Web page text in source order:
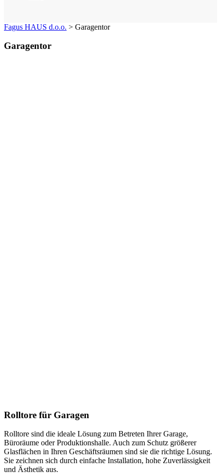
Fagus HAUS d.o.o. > Garagentor
Garagentor
Rolltore für Garagen
Rolltore sind die ideale Lösung zum Betreten Ihrer Garage,
Büroräume oder Produktionshalle. Auch zum Schutz größerer
Glasflächen in Ihren Geschäftsräumen sind sie die richtige Lösung.
Sie zeichnen sich durch einfache Installation, hohe Zuverlässigkeit
und Ästhetik aus.